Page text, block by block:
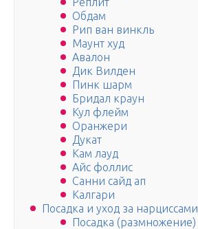
Обдам
Рип ван винкль
Маунт худ
Авалон
Дик Вилден
Пинк шарм
Бридал краун
Кул флейм
Оранжери
Дукат
Кам лауд
Айс фоллис
Санни сайд ап
Калгари
Посадка и уход за нарциссами
Посадка (размножение)